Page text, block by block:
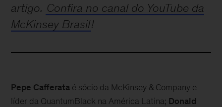
artigo. Confira no canal do YouTube da
McKinsey Brasil!
Pepe Cafferata é sócio da McKinsey & Company e
líder da QuantumBlack na América Latina; Donald